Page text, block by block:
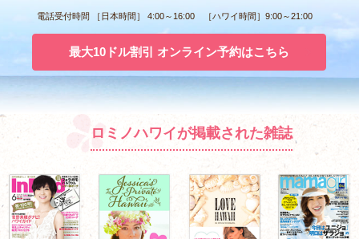
電話受付時間 ［日本時間］ 4:00～16:00 ［ハワイ時間］9:00～21:00
最大10ドル割引 オンライン予約はこちら
ロミノハワイが掲載された雑誌